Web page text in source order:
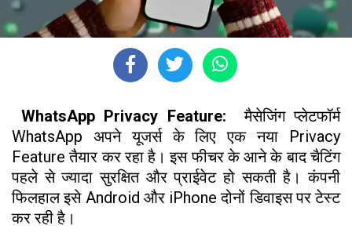
WhatsApp Privacy Feature:
मैसेजिंग प्लेटफॉर्म
WhatsApp अपने यूजर्स के लिए एक नया Privacy
Feature तैयार कर रहा है। इस फीचर के आने के बाद चैटिंग
पहले से ज्यादा सुरक्षित और प्राईवेट हो सकती है। कंपनी
फिलहाल इसे Android और iPhone दोनों डिवाइस पर टेस्ट
कर रही है।